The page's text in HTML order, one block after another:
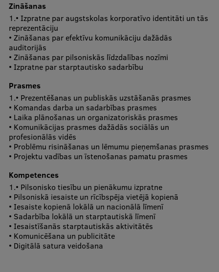
Suvenīri un grāmatas
Mūžizglītība
Ētikas un līdztiesības mācības
Atvērtā universitāte
Sagatavošanas kursi
Profesionālās pilnveides kursi
Pedagoģiskās izaugsmes centrs
Kvalifikācijas atbilstības pārbaude
Pētniecība
Zināšanas
1.• Izpratne par augstskolas korporatīvo identitāti un tās
reprezentāciju
• Zināšanas par efektīvu komunikāciju dažādās
auditorijās
• Zināšanas par pilsoniskās līdzdalības nozīmi
• Izpratne par starptautisko sadarbību
Prasmes
1.• Prezentēšanas un publiskās uzstāšanās prasmes
• Komandas darba un sadarbības prasmes
• Laika plānošanas un organizatoriskās prasmes
• Komunikācijas prasmes dažādās sociālās un
profesionālās vidēs
• Problēmu risināšanas un lēmumu pieņemšanas prasmes
• Projektu vadības un īstenošanas pamatu prasmes
Kompetences
1.• Pilsonisko tiesību un pienākumu izpratne
• Pilsoniskā iesaiste un rīcībspēja vietējā kopienā
• Iesaiste kopienā lokālā un nacionālā līmenī
• Sadarbība lokālā un starptautiskā līmenī
• Iesaistīšanās starptautiskās aktivitātēs
• Komunicēšana un publicitāte
• Digitālā satura veidošana